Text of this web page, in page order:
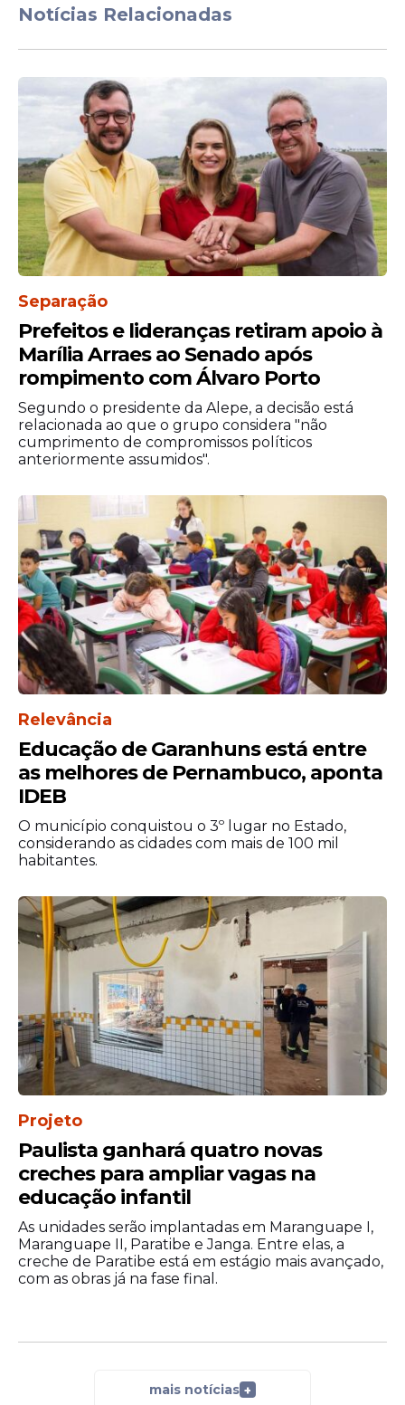
Notícias Relacionadas
Separação
Prefeitos e lideranças retiram apoio à
Marília Arraes ao Senado após
rompimento com Álvaro Porto
Segundo o presidente da Alepe, a decisão está
relacionada ao que o grupo considera "não
cumprimento de compromissos políticos
anteriormente assumidos".
Relevância
Educação de Garanhuns está entre
as melhores de Pernambuco, aponta
IDEB
O município conquistou o 3º lugar no Estado,
considerando as cidades com mais de 100 mil
habitantes.
Projeto
Paulista ganhará quatro novas
creches para ampliar vagas na
educação infantil
As unidades serão implantadas em Maranguape I,
Maranguape II, Paratibe e Janga. Entre elas, a
creche de Paratibe está em estágio mais avançado,
com as obras já na fase final.
mais notícias +